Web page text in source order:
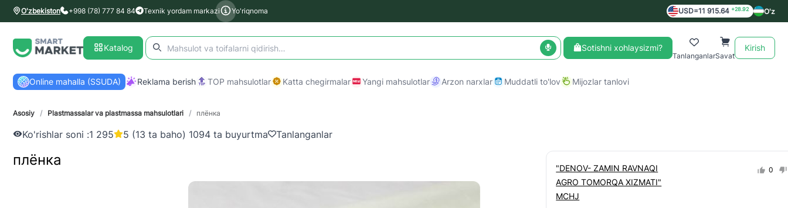
O'zbekiston +998 (78) 777 84 84 Texnik yordam markazi Yo'riqnoma USD=11 915.64 +28.92 O'z
Katalog Sotishni xohlaysizmi?
TanlanganlarSavat
Kirish
Online mahalla (SSUDA) Reklama berish TOP mahsulotlar Katta chegirmalar Yangi mahsulotlar Arzon narxlar Muddatli to'lov Mijozlar tanlovi
Asosiy / Plastmassalar va plastmassa mahsulotlari / плёнка
Ko'rishlar soni :1 295 5 (13 ta baho) 1094 ta buyurtma Tanlanganlar
плёнка
"DENOV- ZAMIN RAVNAQI
AGRO TOMORQA XIZMATI"
MCHJ
0